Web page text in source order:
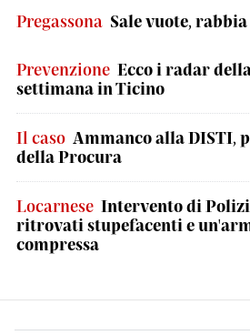
Pregassona Sale vuote,
Prevenzione Ecco i radar
settimana in Ticino
Il caso Ammanco alla DISTI,
della Procura
Locarnese Intervento di
ritrovati stupefacenti e
compressa